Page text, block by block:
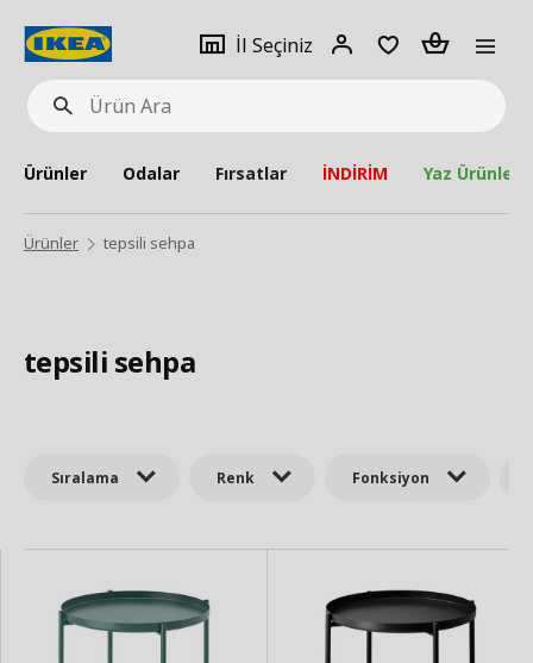
Ürün
Ara
İl Seçiniz
Giriş
Adet
Ürünler Odalar Fırsatlar İNDİRİM Yaz Ürünleri
Ürünler tepsili sehpa
tepsili sehpa
Sıralama Renk Fonksiyon